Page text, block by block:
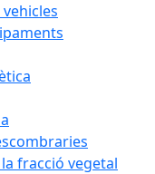
fracció vegetal